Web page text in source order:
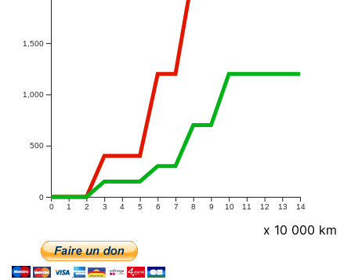
0 1 2 3 4 5 6 7 8 9 10 11 12 13 14
0
500
1,000
1,500
x 10 000 km